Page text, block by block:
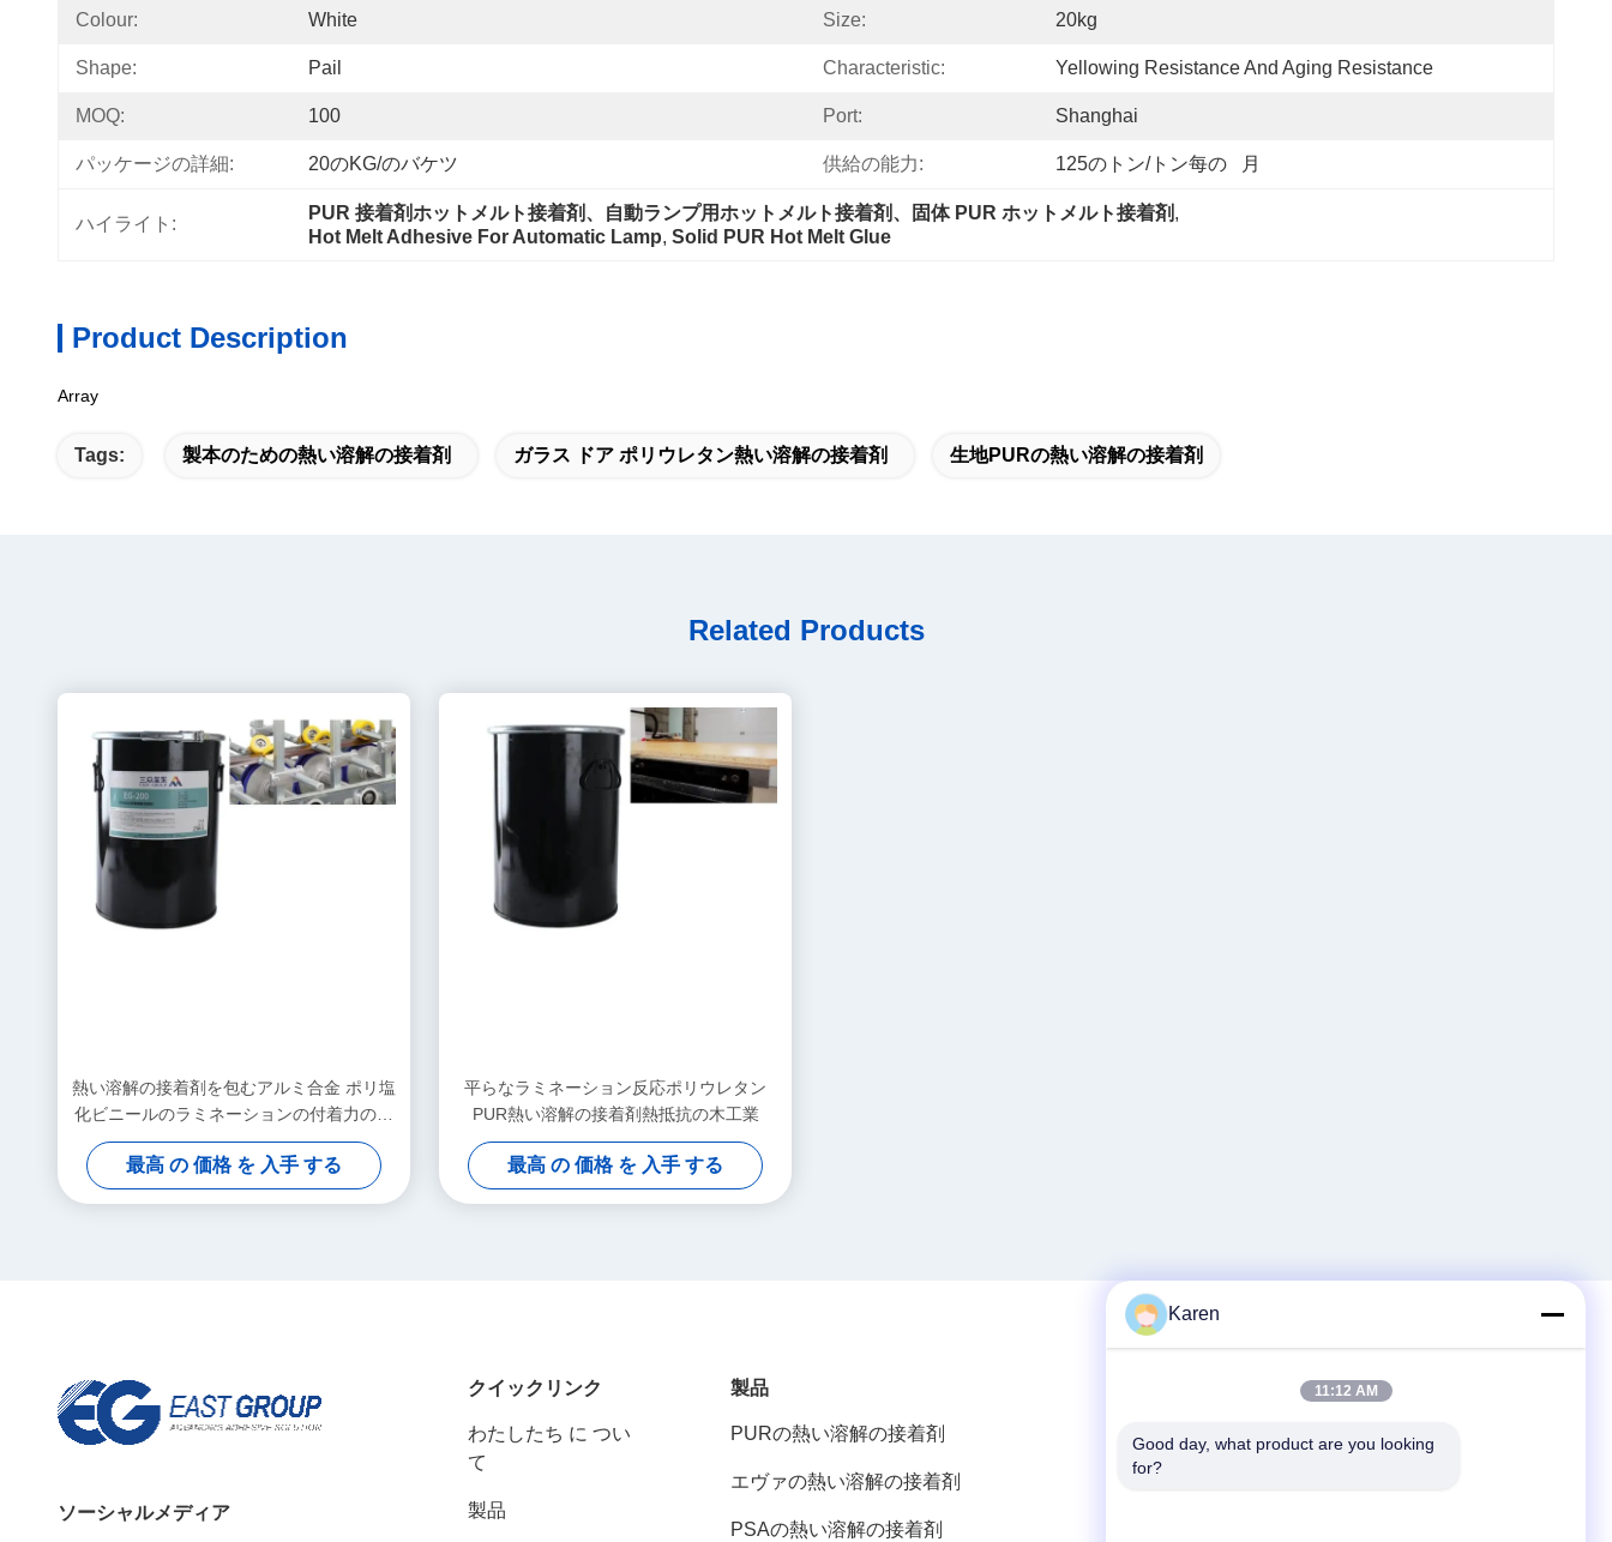
Colour: White Size: 20kg
Shape: Pail Characteristic: Yellowing Resistance And Aging Resistance
MOQ: 100 Port: Shanghai
パッケージの詳細: 20のKG/のバケツ 供給の能力: 125のトン/トン每の   月
ハイライト:
PUR 接着剤ホットメルト接着剤、自動ランプ用ホットメルト接着剤、固体 PUR ホットメルト接着剤 ,
Hot Melt Adhesive For Automatic Lamp, Solid PUR Hot Melt Glue
Product Description
Array
Tags: 製本のための熱い溶解の接着剤 ガラス ドア ポリウレタン熱い溶解の接着剤 生地PURの熱い溶解の接着剤
Related Products
熱い溶解の接着剤を包むアルミ合金 ポリ塩
化ビニールのラミネーションの付着力のプ
ロフィール
最高 の 価格 を 入手 する
平らなラミネーション反応ポリウレタン
PUR熱い溶解の接着剤熱抵抗の木工業
最高 の 価格 を 入手 する
ソーシャルメディア
クイックリンク
わたしたち に つい
て
製品
製品
PURの熱い溶解の接着剤
エヴァの熱い溶解の接着剤
PSAの熱い溶解の接着剤
テレ
Karen
11:12 AM
Good day, what product are you looking
for?